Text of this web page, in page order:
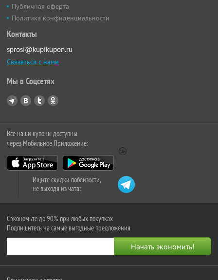
Публичная оферта
Политика конфиденциальности
Контакты
sprosi@kupikupon.ru
Связаться с нами
Мы в Соцсетях
Все наши купоны доступны
через Мобильное Приложение:
Ищите скидки поблизости,
не выходя из чата:
Сэкономьте до 90% при любых покупках
Подпишитесь на самые выгодные предложения